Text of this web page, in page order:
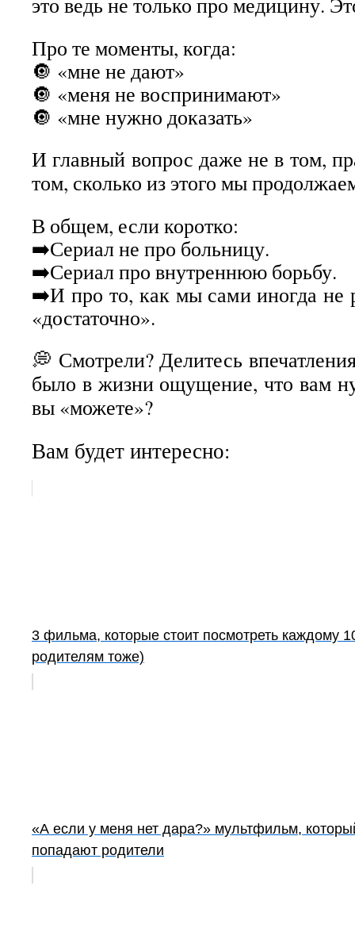
Про те моменты, когда:
🔘 «мне не дают»
🔘 «меня не воспринимают»
🔘 «мне нужно доказать»
И главный вопрос даже не в том,
том, сколько из этого мы
В общем, если коротко:
➡️Сериал не про больницу.
➡️Сериал про внутреннюю борьбу.
➡️И про то, как мы сами иногда не
«достаточно».
💭 Смотрели? Делитесь
было в жизни ощущение, что вам
вы «можете»?
Вам будет интересно:
3 фильма, которые стоит посмотреть каждому
родителям тоже)
«А если у меня нет дара?» мультфильм,
попадают родители